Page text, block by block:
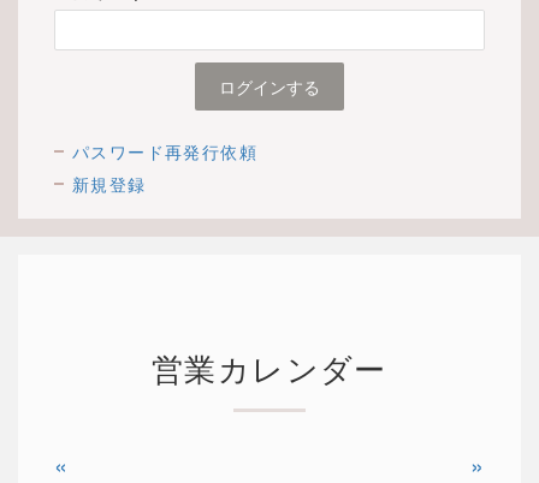
パスワード再発行依頼
新規登録
営業カレンダー
« »